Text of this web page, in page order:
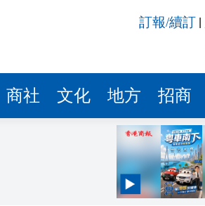
訂報/續訂
商社 文化 地方 招商
16:45